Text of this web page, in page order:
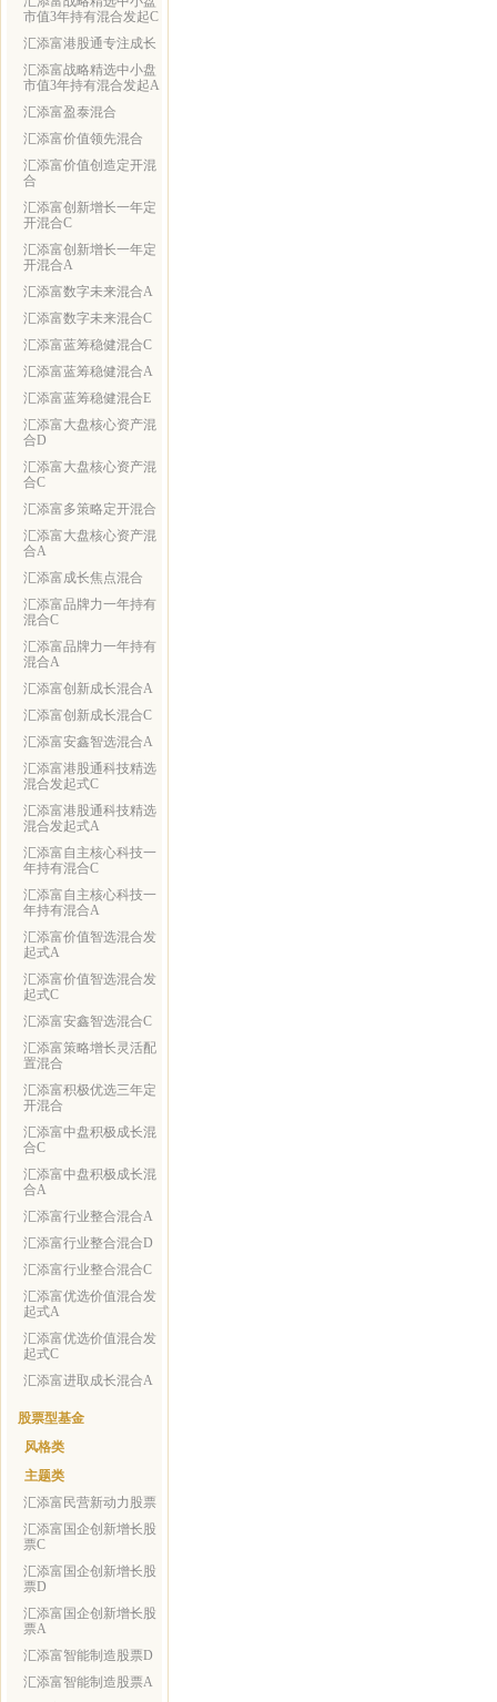
市值3年持有混合发起C
汇添富港股通专注成长
汇添富战略精选中小盘
市值3年持有混合发起A
汇添富盈泰混合
汇添富价值领先混合
汇添富价值创造定开混
合
汇添富创新增长一年定
开混合C
汇添富创新增长一年定
开混合A
汇添富数字未来混合A
汇添富数字未来混合C
汇添富蓝筹稳健混合C
汇添富蓝筹稳健混合A
汇添富蓝筹稳健混合E
汇添富大盘核心资产混
合D
汇添富大盘核心资产混
合C
汇添富多策略定开混合
汇添富大盘核心资产混
合A
汇添富成长焦点混合
汇添富品牌力一年持有
混合C
汇添富品牌力一年持有
混合A
汇添富创新成长混合A
汇添富创新成长混合C
汇添富安鑫智选混合A
汇添富港股通科技精选
混合发起式C
汇添富港股通科技精选
混合发起式A
汇添富自主核心科技一
年持有混合C
汇添富自主核心科技一
年持有混合A
汇添富价值智选混合发
起式A
汇添富价值智选混合发
起式C
汇添富安鑫智选混合C
汇添富策略增长灵活配
置混合
汇添富积极优选三年定
开混合
汇添富中盘积极成长混
合C
汇添富中盘积极成长混
合A
汇添富行业整合混合A
汇添富行业整合混合D
汇添富行业整合混合C
汇添富优选价值混合发
起式A
汇添富优选价值混合发
起式C
汇添富进取成长混合A
股票型基金
风格类
主题类
汇添富民营新动力股票
汇添富国企创新增长股
票C
汇添富国企创新增长股
票D
汇添富国企创新增长股
票A
汇添富智能制造股票D
汇添富智能制造股票A